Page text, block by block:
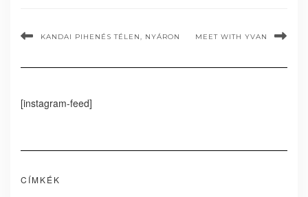
KANDAI PIHENÉS TÉLEN, NYÁRON MEET WITH YVAN
[instagram-feed]
CÍMKÉK